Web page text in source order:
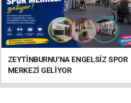
ZEYTİNBURNU’NA ENGELSİZ SPOR
MERKEZİ GELİYOR